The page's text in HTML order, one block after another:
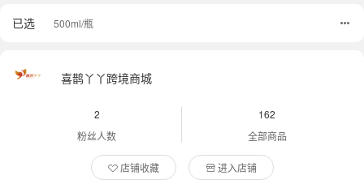
已选 500ml/瓶
喜鹊丫丫跨境商城
2
粉丝人数
162
全部商品
店铺收藏 进入店铺